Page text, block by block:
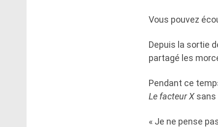
Vous pouvez
Depuis la sortie
partagé les
Pendant ce
Le facteur Xsans
« Je ne pense